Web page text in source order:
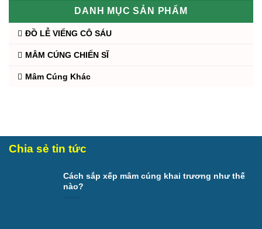
DANH MỤC SẢN PHẨM
ĐỒ LỄ VIẾNG CÔ SÁU
MÂM CÚNG CHIẾN SĨ
Mâm Cúng Khác
Chia sẻ tin tức
Cách sắp xếp mâm cúng khai trương như thế
nào?